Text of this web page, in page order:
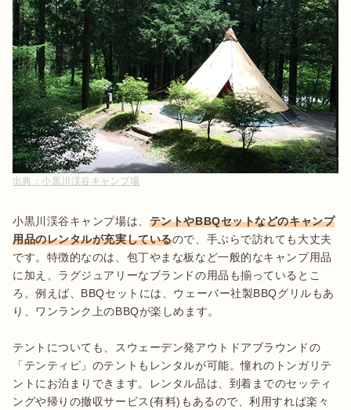
出典： 小黒川渓谷キャンプ場
小黒川渓谷キャンプ場は、 テントやBBQセットなどのキャンプ
用品のレンタルが充実しているので、手ぶらで訪れても大丈夫
です。特徴的なのは、包丁やまな板など一般的なキャンプ用品
に加え、ラグジュアリーなブランドの用品も揃っているとこ
ろ。例えば、BBQセットには、ウェーバー社製BBQグリルもあ
り、ワンランク上のBBQが楽しめます。
テントについても、スウェーデン発アウトドアブラウンドの
「テンティピ」のテントもレンタルが可能。憧れのトンガリテ
ントにお泊まりできます。レンタル品は、到着までのセッティ
ングや帰りの撤収サービス(有料)もあるので、利用すれば楽々